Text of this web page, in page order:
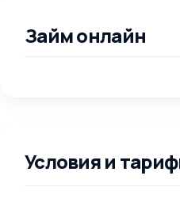
Займ онлайн
Условия и